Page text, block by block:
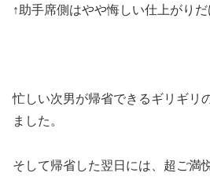
↑助手席側はやや悔しい仕上がりだ
忙しい次男が帰省できるギリギリ
ました。
そして帰省した翌日には、超ご満